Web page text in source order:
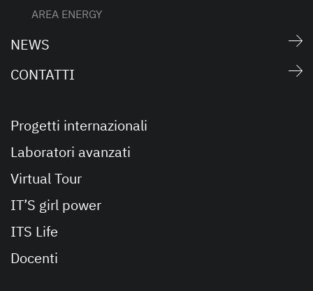
AREA ENERGY
NEWS
CONTATTI
Progetti internazionali
Laboratori avanzati
Virtual Tour
IT’S girl power
ITS Life
Docenti